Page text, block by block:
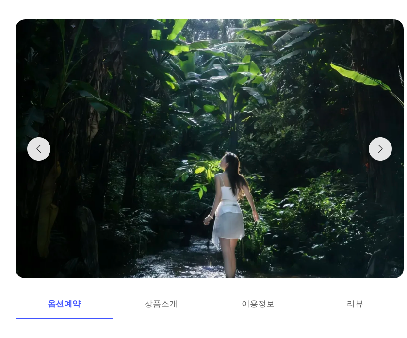
옵션예약 상품소개 이용정보 리뷰